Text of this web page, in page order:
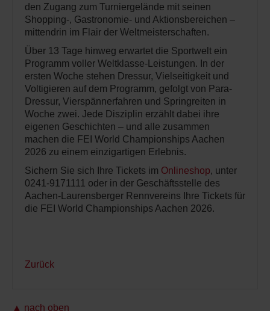
den Zugang zum Turniergelände mit seinen
Shopping-, Gastronomie- und Aktionsbereichen –
mittendrin im Flair der Weltmeisterschaften.
Über 13 Tage hinweg erwartet die Sportwelt ein
Programm voller Weltklasse-Leistungen. In der
ersten Woche stehen Dressur, Vielseitigkeit und
Voltigieren auf dem Programm, gefolgt von Para-
Dressur, Vierspännerfahren und Springreiten in
Woche zwei. Jede Disziplin erzählt dabei ihre
eigenen Geschichten – und alle zusammen
machen die FEI World Championships Aachen
2026 zu einem einzigartigen Erlebnis.
Sichern Sie sich Ihre Tickets im Onlineshop, unter
0241-9171111 oder in der Geschäftsstelle des
Aachen-Laurensberger Rennvereins Ihre Tickets für
die FEI World Championships Aachen 2026.
Zurück
▲ nach oben